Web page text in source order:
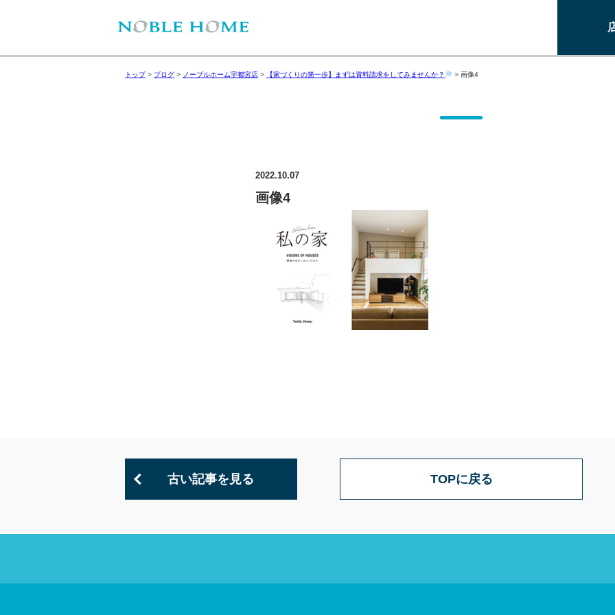
トップ> ブログ > ノーブルホーム宇都宮店 > 【家づくりの第一歩】まずは資料請求をしてみませんか？ >画像4
2022.10.07
画像4
古い記事を見る TOPに戻る